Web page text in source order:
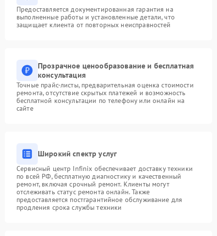
Предоставляется документированная гарантия на
выполненные работы и установленные детали, что
защищает клиента от повторных неисправностей
Прозрачное ценообразование и бесплатная
консультация
Точные прайс-листы, предварительная оценка стоимости
ремонта, отсутствие скрытых платежей и возможность
бесплатной консультации по телефону или онлайн на
сайте
Широкий спектр услуг
Сервисный центр Infinix обеспечивает доставку техники
по всей РФ, бесплатную диагностику и качественный
ремонт, включая срочный ремонт. Клиенты могут
отслеживать статус ремонта онлайн. Также
предоставляется постгарантийное обслуживание для
продления срока службы техники